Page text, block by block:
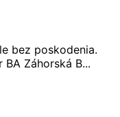
bez poskodenia.
Záhorská B...